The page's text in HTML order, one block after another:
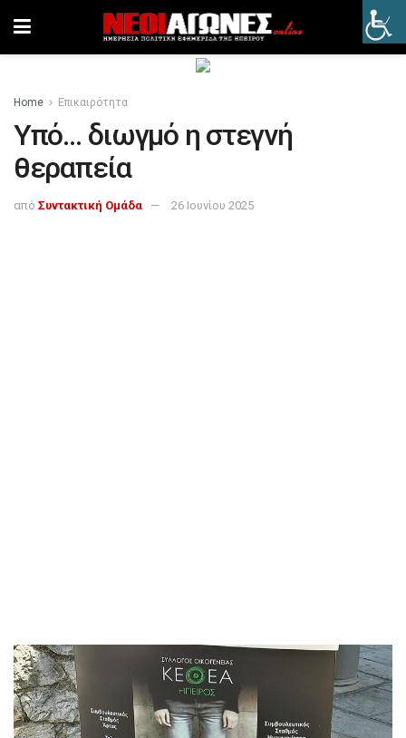
Home Επικαιρότητα
Υπό… διωγμό η στεγνή
θεραπεία
από Συντακτική Ομάδα 26 Ιουνίου 2025